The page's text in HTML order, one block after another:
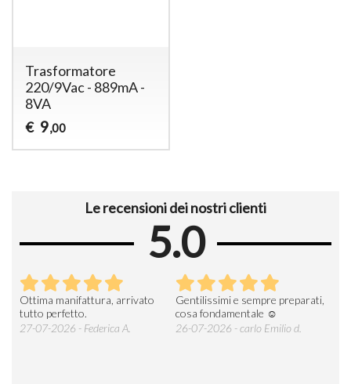
Trasformatore
220/9Vac - 889mA -
8VA
€ 9,00
Le recensioni dei nostri clienti
5.0
Ottima manifattura, arrivato
tutto perfetto.
27-07-2026 - Federica A.
Gentilissimi e sempre preparati,
cosa fondamentale ☺️
26-07-2026 - carlo Emilio d.